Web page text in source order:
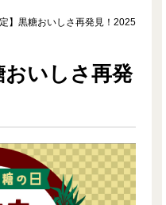
】黒糖おいしさ再発見！2025
おいしさ再発